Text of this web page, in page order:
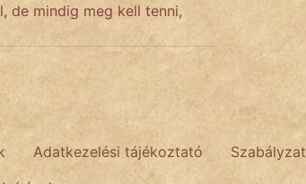
de mindig meg kell tenni,
Adatkezelési tájékoztató
Szabályzat